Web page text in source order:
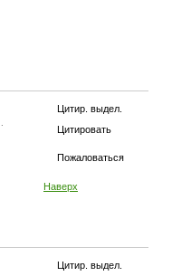
Цитир. выдел.
Цитировать
Пожаловаться
Наверх
Цитир. выдел.